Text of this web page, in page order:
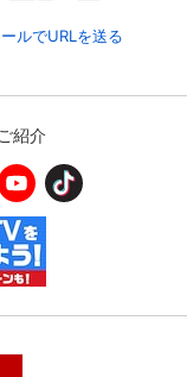
ールでURLを送る
紹介